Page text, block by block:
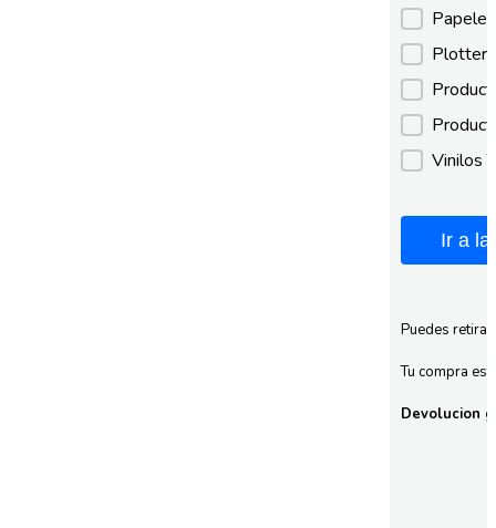
Vinilos
Ir a la
Puedes
Tu compra
Devolucion